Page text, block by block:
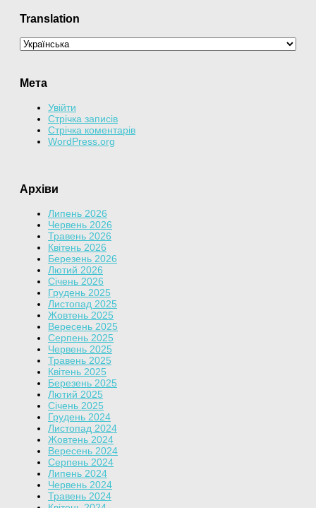
Translation
Мета
Увійти
Стрічка записів
Стрічка коментарів
WordPress.org
Архіви
Липень 2026
Червень 2026
Травень 2026
Квітень 2026
Березень 2026
Лютий 2026
Січень 2026
Грудень 2025
Листопад 2025
Жовтень 2025
Вересень 2025
Серпень 2025
Червень 2025
Травень 2025
Квітень 2025
Березень 2025
Лютий 2025
Січень 2025
Грудень 2024
Листопад 2024
Жовтень 2024
Вересень 2024
Серпень 2024
Липень 2024
Червень 2024
Травень 2024